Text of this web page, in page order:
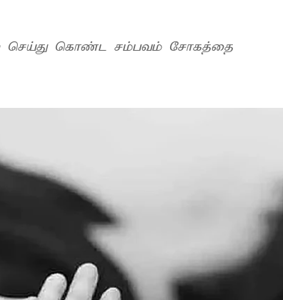
செய்து கொண்ட சம்பவம் சோகத்தை